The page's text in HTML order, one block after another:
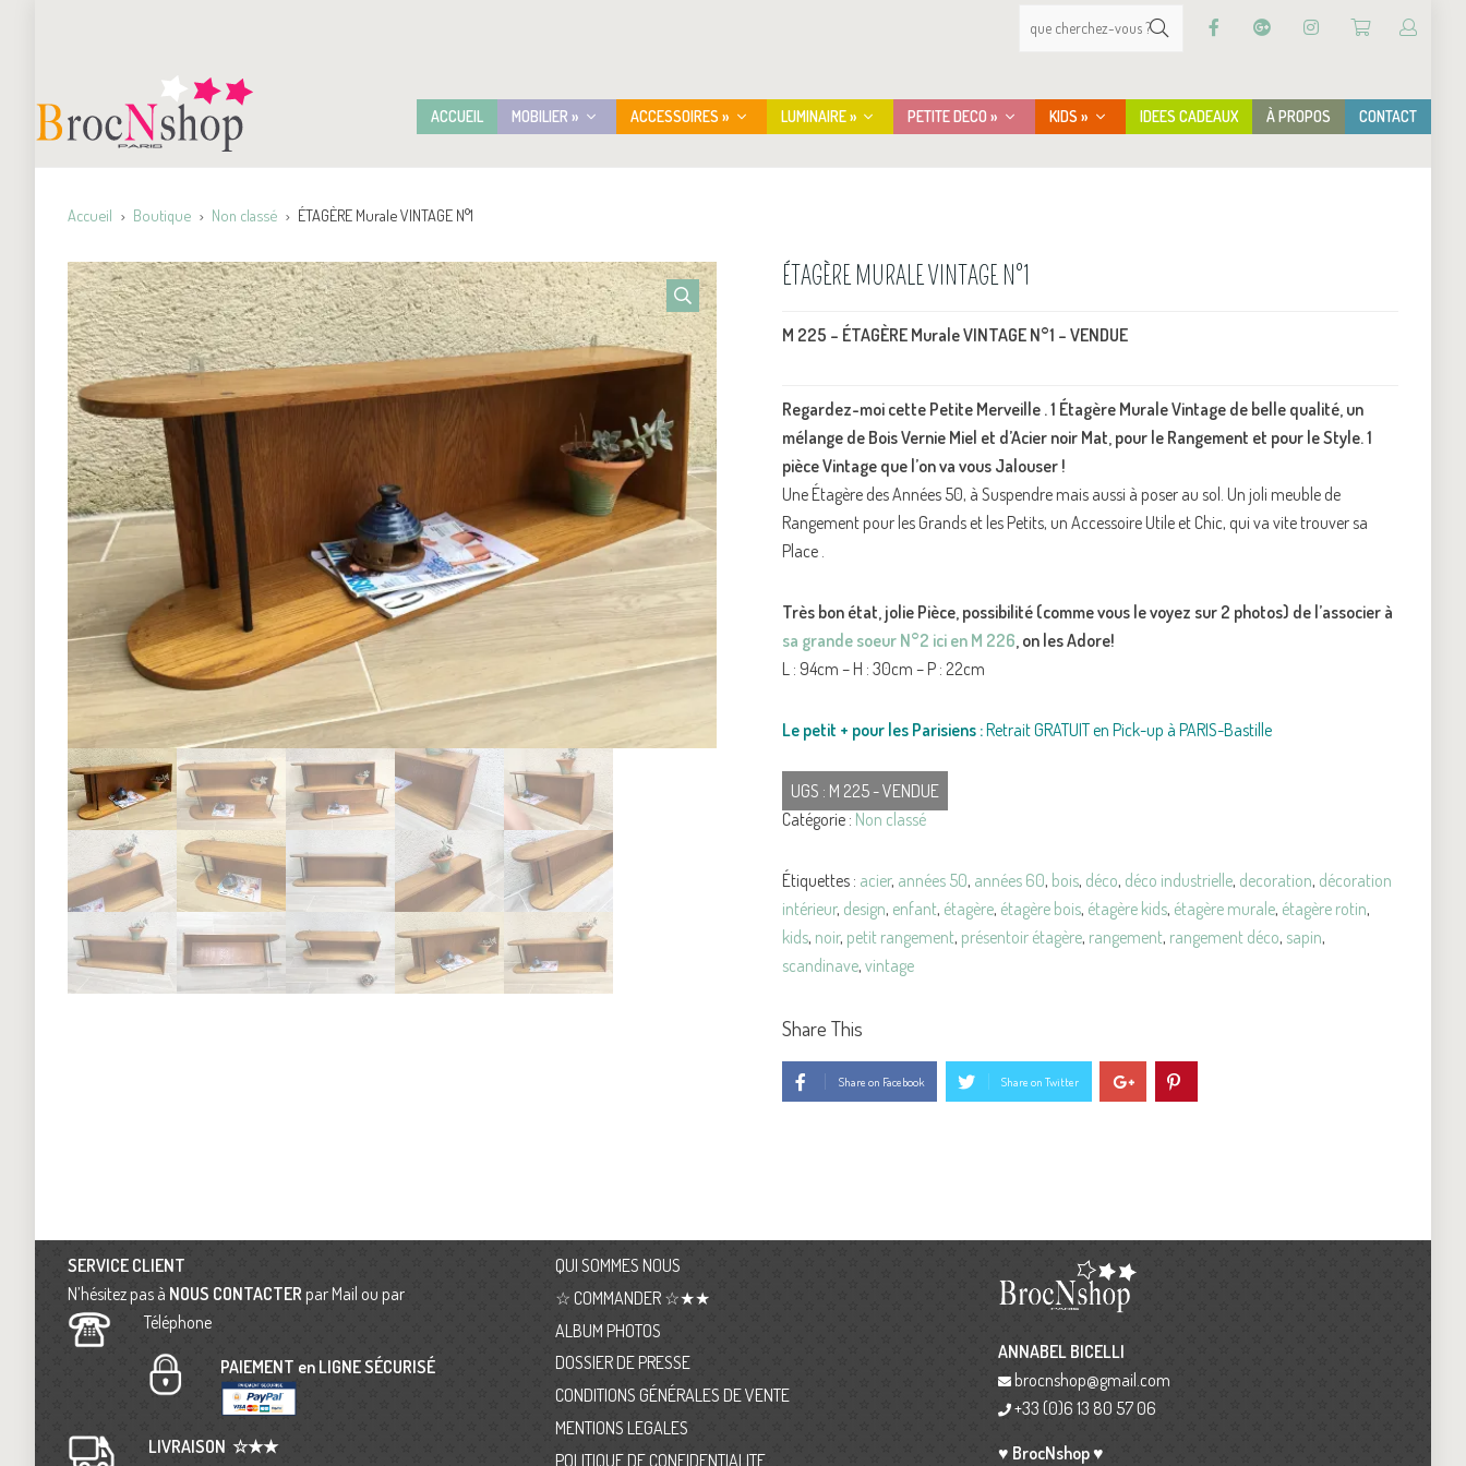
ACCUEIL MOBILIER » ACCESSOIRES » LUMINAIRE » PETITE DECO » KIDS » IDEES CADEAUX À PROPOS CONTACT
Accueil Boutique Non classé ÉTAGÈRE Murale VINTAGE N°1
ÉTAGÈRE MURALE VINTAGE N°1
M 225 – ÉTAGÈRE Murale VINTAGE N°1 – VENDUE
Regardez-moi cette Petite Merveille . 1 Étagère Murale Vintage de belle qualité, un
mélange de Bois Vernie Miel et d’Acier noir Mat, pour le Rangement et pour le Style. 1
pièce Vintage que l’on va vous Jalouser !
Une Étagère des Années 50, à Suspendre mais aussi à poser au sol. Un joli meuble de
Rangement pour les Grands et les Petits, un Accessoire Utile et Chic, qui va vite trouver sa
Place .
Très bon état, jolie Pièce, possibilité (comme vous le voyez sur 2 photos) de l’associer à
sa grande soeur N°2 ici en M 226 , on les Adore!
L : 94cm – H : 30cm – P : 22cm
Le petit + pour les Parisiens :Retrait GRATUIT en Pick-up à PARIS-Bastille
UGS : M 225 - VENDUE
Catégorie : Non classé
Étiquettes : acier, années 50, années 60, bois, déco, déco industrielle, decoration, décoration
intérieur, design, enfant, étagère, étagère bois, étagère kids, étagère murale, étagère rotin,
kids, noir, petit rangement, présentoir étagère, rangement, rangement déco, sapin,
scandinave, vintage
Share This
Share on Facebook Share on Twitter
SERVICE CLIENT
N’hésitez pas à NOUS CONTACTER par Mail ou par
Téléphone
PAIEMENT en LIGNE SÉCURISÉ
LIVRAISON ☆★★
QUI SOMMES NOUS
☆ COMMANDER ☆★★
ALBUM PHOTOS
DOSSIER DE PRESSE
CONDITIONS GÉNÉRALES DE VENTE
MENTIONS LEGALES
POLITIQUE DE CONFIDENTIALITE
ANNABEL BICELLI
brocnshop@gmail.com
+33 (0)6 13 80 57 06
♥ BrocNshop ♥